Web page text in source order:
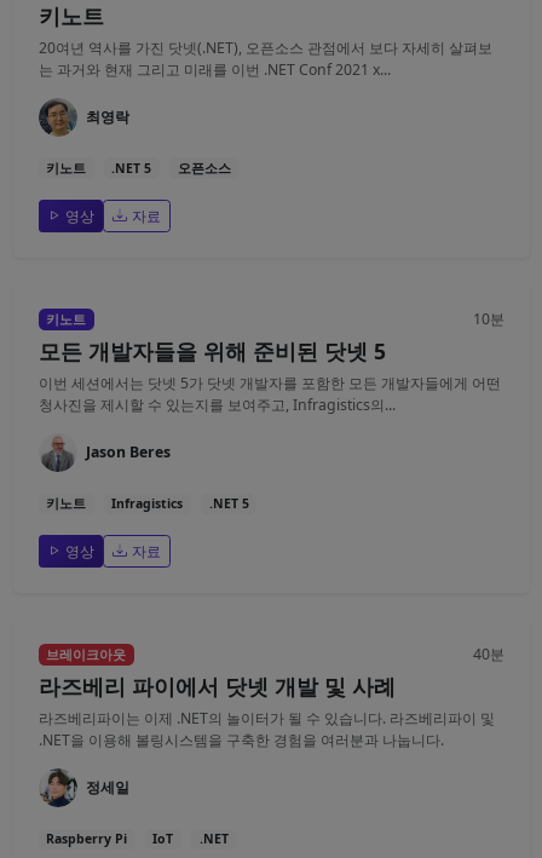
키노트
20여년 역사를 가진 닷넷(.NET), 오픈소스 관점에서 보다 자세히 살펴보
는 과거와 현재 그리고 미래를 이번 .NET Conf 2021 x...
최영락
키노트 .NET 5 오픈소스
영상 자료
키노트 10분
모든 개발자들을 위해 준비된 닷넷 5
이번 세션에서는 닷넷 5가 닷넷 개발자를 포함한 모든 개발자들에게 어떤
청사진을 제시할 수 있는지를 보여주고, Infragistics의...
Jason Beres
키노트 Infragistics .NET 5
영상 자료
브레이크아웃 40분
라즈베리 파이에서 닷넷 개발 및 사례
라즈베리파이는 이제 .NET의 놀이터가 될 수 있습니다. 라즈베리파이 및
.NET을 이용해 볼링시스템을 구축한 경험을 여러분과 나눕니다.
정세일
Raspberry Pi IoT .NET